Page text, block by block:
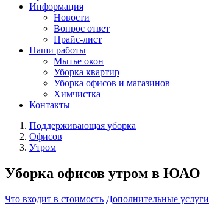
Информация
Новости
Вопрос ответ
Прайс-лист
Наши работы
Мытье окон
Уборка квартир
Уборка офисов и магазинов
Химчистка
Контакты
Поддерживающая уборка
Офисов
Утром
Уборка офисов утром в ЮАО
Что входит в стоимость Дополнительные услуги